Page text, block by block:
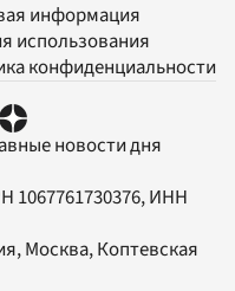
информация
использования
конфиденциальности
новости дня
1067761730376, ИНН
Москва, Коптевская